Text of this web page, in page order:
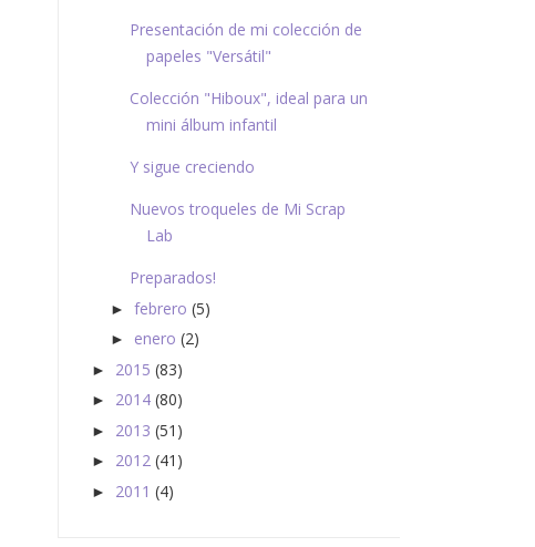
Presentación de mi colección de
papeles "Versátil"
Colección "Hiboux", ideal para un
mini álbum infantil
Y sigue creciendo
Nuevos troqueles de Mi Scrap
Lab
Preparados!
► febrero (5)
► enero (2)
► 2015 (83)
► 2014 (80)
► 2013 (51)
► 2012 (41)
► 2011 (4)